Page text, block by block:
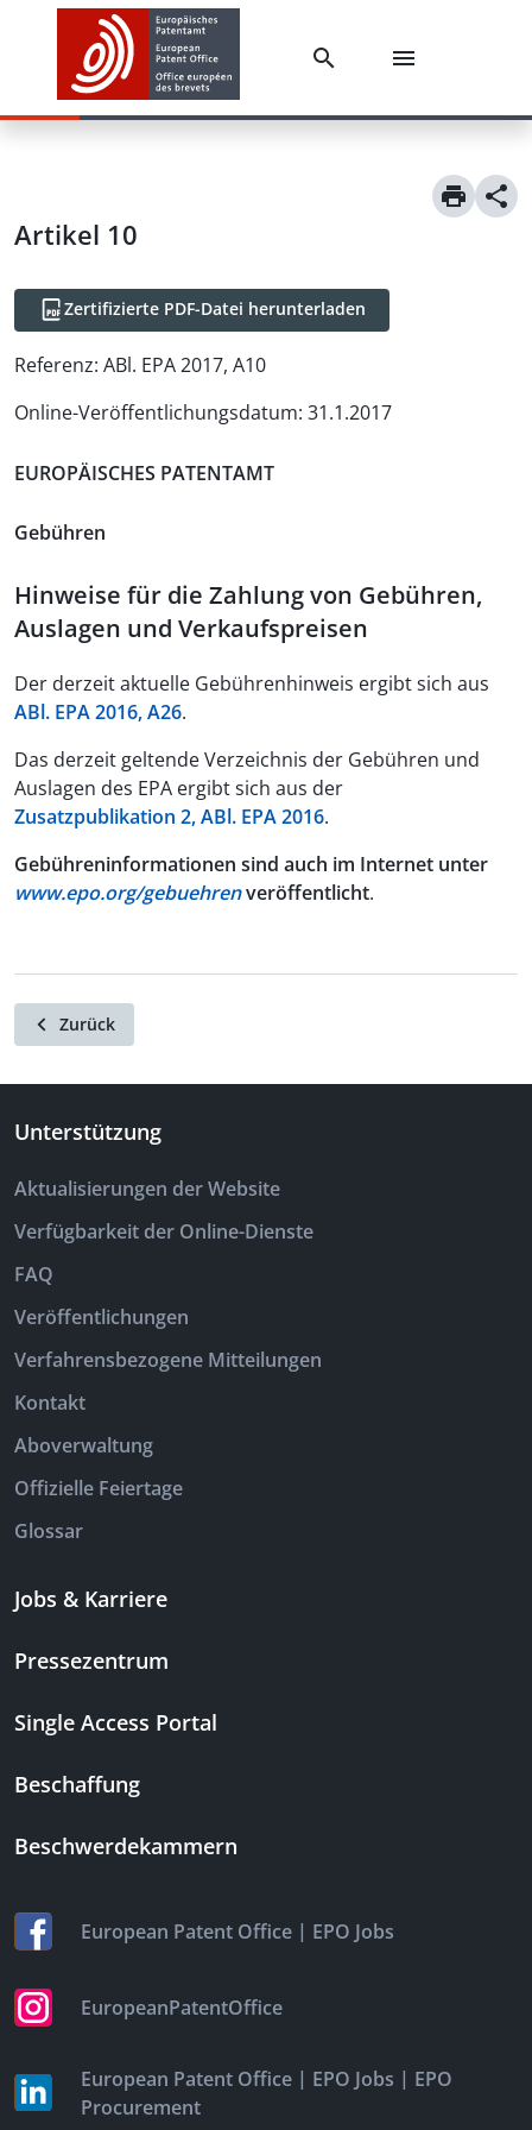
Artikel 10
Zertifizierte PDF-Datei herunterladen
Referenz: ABl. EPA 2017, A10
Online-Veröffentlichungsdatum: 31.1.2017
EUROPÄISCHES PATENTAMT
Gebühren
Hinweise für die Zahlung von Gebühren,
Auslagen und Verkaufspreisen
Der derzeit aktuelle Gebührenhinweis ergibt sich aus
ABl. EPA 2016, A26.
Das derzeit geltende Verzeichnis der Gebühren und
Auslagen des EPA ergibt sich aus der
Zusatzpublikation 2, ABl. EPA 2016.
Gebühreninformationen sind auch im Internet unter
www.epo.org/gebuehrenveröffentlicht.
Zurück
Unterstützung
Aktualisierungen der Website
Verfügbarkeit der Online-Dienste
FAQ
Veröffentlichungen
Verfahrensbezogene Mitteilungen
Kontakt
Aboverwaltung
Offizielle Feiertage
Glossar
Jobs & Karriere
Pressezentrum
Single Access Portal
Beschaffung
Beschwerdekammern
European Patent Office | EPO Jobs
EuropeanPatentOffice
European Patent Office | EPO Jobs | EPO
Procurement